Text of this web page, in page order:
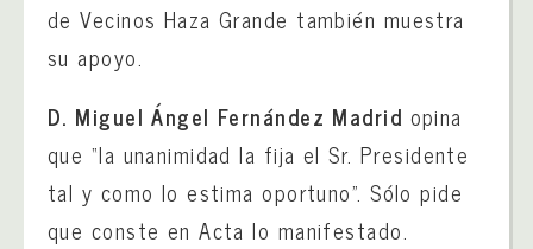
de Vecinos Haza Grande también muestra
su apoyo.
D. Miguel Ángel Fernández Madrid opina
que “la unanimidad la fija el Sr. Presidente
tal y como lo estima oportuno”. Sólo pide
que conste en Acta lo manifestado.